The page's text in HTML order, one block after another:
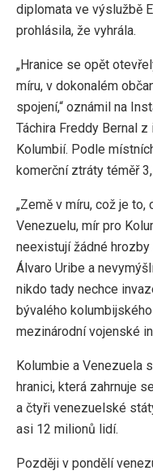
diplomata ve výslužbě
prohlásila, že vyhrála.
„Hranice se opět
míru, v dokonalém
spojení,“ oznámil na
Táchira Freddy Bernal
Kolumbií. Podle
komerční ztráty téměř
„Země v míru, což je
Venezuelu, mír pro
neexistují žádné
Álvaro Uribe a
nikdo tady nechce
bývalého
mezinárodní vojenské
Kolumbie a Venezuela
hranici, která zahrnuje
a čtyři venezuelské
asi 12 milionů lidí.
Později v pondělí